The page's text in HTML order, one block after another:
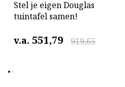
Stel je eigen Douglas
tuintafel samen!
v.a. 919,65
551,79